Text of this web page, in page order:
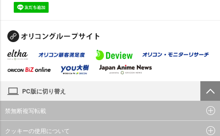
PC版に切り替え
禁無断複写転載
クッキーの使用について